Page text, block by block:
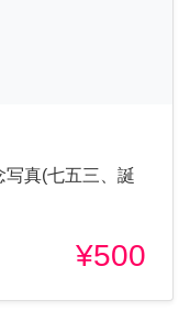
真(七五三、誕
¥500